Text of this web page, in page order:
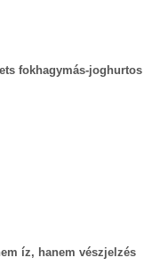
fokhagymás-joghurtos
íz, hanem vészjelzés